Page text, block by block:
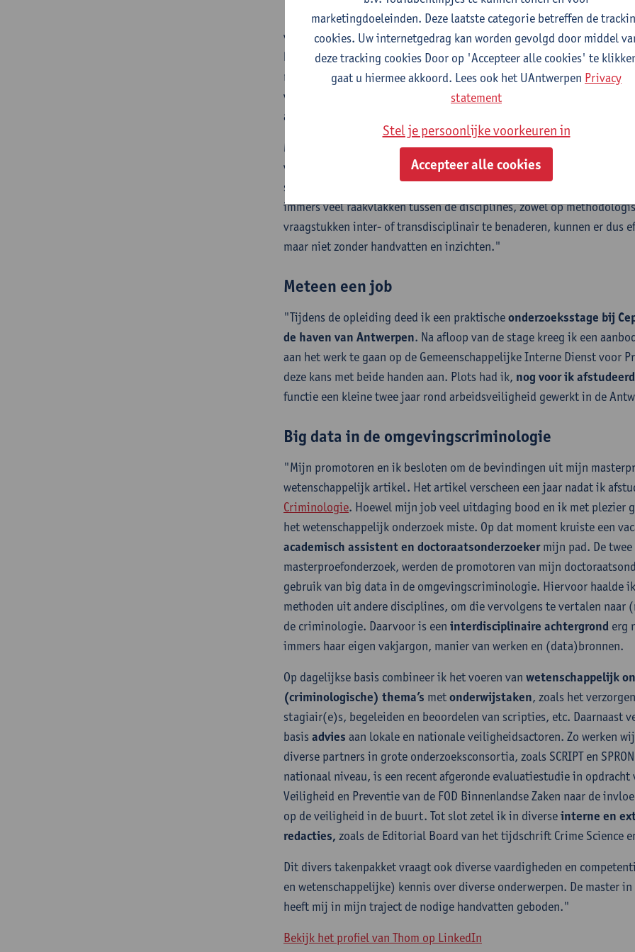
"Ik ontdekte mijn interesse in onderzoek toen ik aan Avans
veiligheid volgde. Na mijn afstudeeronderzoek binnen het
hogeschool, wilde ik me verder verdiepen. De master in de
radar door het generalistische karakter en deintegrale en
veiligheid. In het schakeljaar kon ik bovendien mijn
aanscherpen. Dat trok me over de streep.
Mijn methodologische toolkit werd inderdaad behoorlijk uitgebreid
vandaag veel profijt. De theoretische inzichten uit verschillende
staat om veiligheid
immers veel raakvlakken tussen de disciplines, zowel op
vraagstukken inter- of transdisciplinair te benaderen, kunnen er dus
maar niet zonder handvatten en inzichten."
Meteen een job
"Tijdens de opleiding deed ik een praktischeonderzoeksstage bij
de haven van Antwerpen. Na afloop van de stage kreeg ik een
aan het werk te gaan op de Gemeenschappelijke Interne Dienst voor
deze kans met beide handen aan. Plots had ik, nog voor ik
functie een kleine twee jaar rond arbeidsveiligheid gewerkt in de
Big data in de omgevingscriminologie
"Mijn promotoren en ik besloten om de bevindingen uit mijn
wetenschappelijk artikel. Het artikel verscheen een jaar nadat ik
Criminologie. Hoewel mijn job veel uitdaging bood en ik met plezier
het wetenschappelijk onderzoek miste. Op dat moment kruiste een
academisch assistent en doctoraatsonderzoekermijn pad. De
masterproefonderzoek, werden de promotoren van mijn
gebruik van big data in de omgevingscriminologie. Hiervoor haalde
methoden uit andere disciplines, om die vervolgens te vertalen naar
de criminologie. Daarvoor is een interdisciplinaire achtergrond erg
immers haar eigen vakjargon, manier van werken en (data)bronnen.
Op dagelijkse basis combineer ik het voeren van wetenschappelijk
(criminologische) thema’s metonderwijstaken, zoals het
stagiair(e)s, begeleiden en beoordelen van scripties, etc. Daarnaast
basisadvies aan lokale en nationale veiligheidsactoren. Zo werken
diverse partners in grote onderzoeksconsortia, zoals SCRIPT en
nationaal niveau, is een recent afgeronde evaluatiestudie in opdracht
Veiligheid en Preventie van de FOD Binnenlandse Zaken naar de
op de veiligheid in de buurt. Tot slot zetel ik in diverseinterne en
redacties, zoals de Editorial Board van het tijdschrift Crime Science
Dit divers takenpakket vraagt ook diverse vaardigheden en
en wetenschappelijke) kennis over diverse onderwerpen. De master
heeft mij in mijn traject de nodige handvatten geboden."
Bekijk het profiel van Thom op LinkedIn
marketingdoeleinden. Deze laatste categorie betreffen de
cookies. Uw internetgedrag kan worden gevolgd door middel
deze tracking cookies Door op 'Accepteer alle cookies' te
gaat u hiermee akkoord. Lees ook het UAntwerpen Privacy
statement
Stel je persoonlijke voorkeuren in
Accepteer alle cookies